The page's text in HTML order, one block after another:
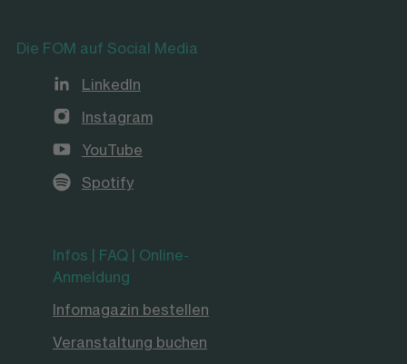
Die FOM auf Social Media
LinkedIn
Instagram
YouTube
Spotify
Infos | FAQ | Online-
Anmeldung
Infomagazin bestellen
Veranstaltung buchen